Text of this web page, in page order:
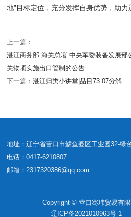
地”目标定位，充分发挥自身优势，助力
上一篇：
湛江商务部 海关总署 中央军委装备发展部
关物项实施出口管制的公告
下一篇：湛江归类小讲堂|品目73.07分解
地址：辽宁省营口市鲅鱼圈区工业园32-绿
电话：0417-6210807
邮箱：2317320386@qq.com
Copyright © 营口骞玮贸易有
辽ICP备2021010963号-1